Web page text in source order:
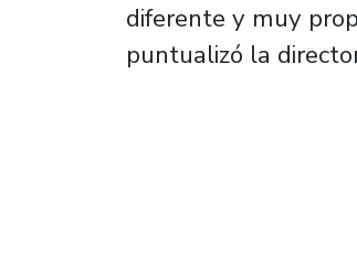
diferente y muy
puntualizó la